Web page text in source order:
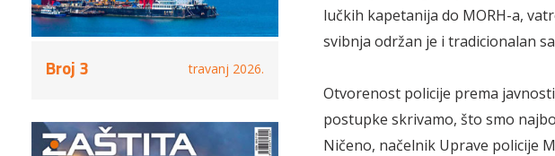
Broj 3 travanj 2026.
lučkih kapetanija do MORH-a,
svibnja održan je i tradicionalan
Otvorenost policije prema
postupke skrivamo, što smo
Ničeno, načelnik Uprave policije